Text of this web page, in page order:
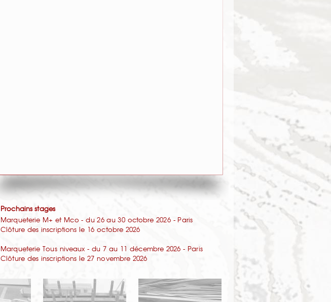
Prochains stages
Marqueterie M+ et Mco - du 26 au 30 octobre 2026 - Paris
Clôture des inscriptions le 16 octobre 2026
Marqueterie Tous niveaux - du 7 au 11 décembre 2026 - Paris
Clôture des inscriptions le 27 novembre 2026